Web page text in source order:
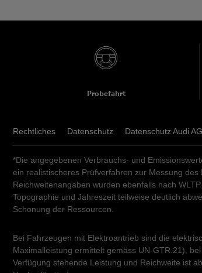
Probefahrt
Rechtliches Datenschutz Datenschutz Audi AG
*Die angegebenen Verbrauchs- und
ein realistischeres Prüfverfahren zur Messung
Reichweitenangaben wurden ebenfalls nach
Topographie und Jahreszeit teilweise deutlich
Schonung der Ressourcen.
Bei Fahrzeugen mit Elektroantrieb sind die
Maximalleistung ermittelt gemäss UN-GTR.21),
Verfügung stehende Leistung und Reichweite ist